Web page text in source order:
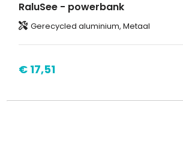
RaluSee - powerbank
Gerecycled aluminium, Metaal
€ 17,51